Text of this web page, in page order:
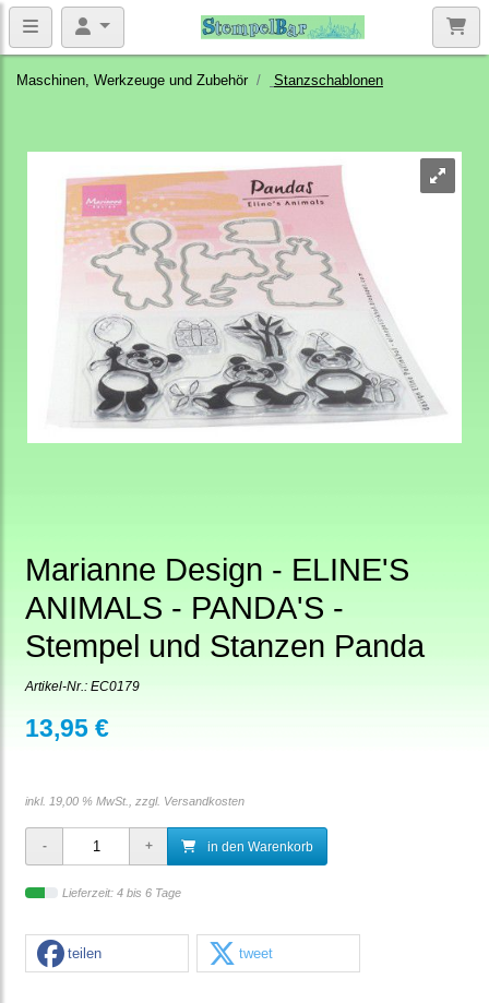
Maschinen, Werkzeuge und Zubehör Stanzschablonen
Marianne Design - ELINE'S
ANIMALS - PANDA'S -
Stempel und Stanzen Panda
Artikel-Nr.: EC0179
13,95 €
inkl. 19,00 % MwSt., zzgl. Versandkosten
in den Warenkorb
Lieferzeit: 4 bis 6 Tage
teilen tweet